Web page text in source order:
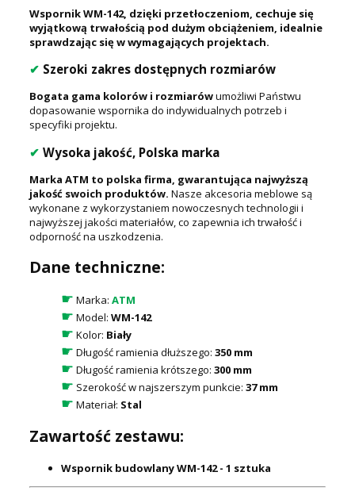
Wspornik WM-142, dzięki przetłoczeniom, cechuje się
wyjątkową trwałością pod dużym obciążeniem, idealnie
sprawdzając się w wymagających projektach.
✔ Szeroki zakres dostępnych rozmiarów
Bogata gama kolorów i rozmiarówumożliwi Państwu
dopasowanie wspornika do indywidualnych potrzeb i
specyfiki projektu.
✔ Wysoka jakość, Polska marka
Marka ATM to polska firma, gwarantująca najwyższą
jakość swoich produktów. Nasze akcesoria meblowe są
wykonane z wykorzystaniem nowoczesnych technologii i
najwyższej jakości materiałów, co zapewnia ich trwałość i
odporność na uszkodzenia.
Dane techniczne:
☛ Marka: ATM
☛ Model: WM-142
☛ Kolor: Biały
☛ Długość ramienia dłuższego: 350 mm
☛ Długość ramienia krótszego: 300 mm
☛ Szerokość w najszerszym punkcie: 37 mm
☛ Materiał: Stal
Zawartość zestawu:
Wspornik budowlany WM-142 - 1 sztuka